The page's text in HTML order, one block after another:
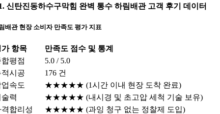
신탄진동하수구막힘 완벽 통수 하림배관 고객 후기 데이터
배관 현장 소비자 만족도 평가 지표
항목
만족도 점수 및 통계
평점
5.0 / 5.0
시공
176 건
속도
★★★★★ (1시간 이내 현장 도착 완료)
력
★★★★★ (내시경 및 초고압 세척 기술 보유)
합리성
★★★★★ (과잉 청구 없는 정찰제 도입)